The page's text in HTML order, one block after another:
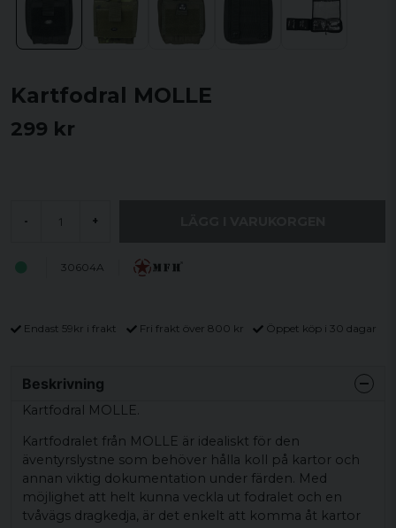
Kartfodral MOLLE
299 kr
- +
30604A
Endast 59kr i frakt Fri frakt över 800 kr Öppet köp i 30 dagar
Beskrivning
Kartfodral MOLLE.
Kartfodralet från MOLLE är idealiskt för den
äventyrslystne som behöver hålla koll på kartor och
annan viktig dokumentation under färden. Med
möjlighet att helt kunna veckla ut fodralet och en
tvåvägs dragkedja, är det enkelt att komma åt kartor